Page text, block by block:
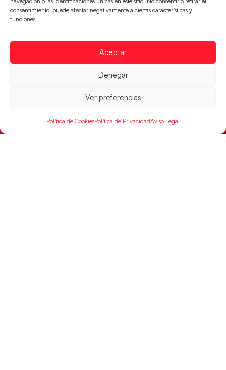
consentimiento, puede afectar negativamente a ciertas características y
funciones.
Aceptar
Denegar
Ver preferencias
Política de CookiesPolítica de PrivacidadAviso Legal
un billete para las semifinales del Mundial
15:00 h, los cuartos de final del Campeonato del